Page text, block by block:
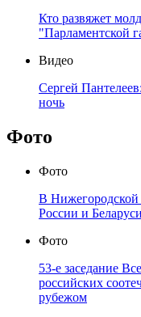
Кто развяжет
"Парламентской
Видео
Сергей
ночь
Фото
Фото
В
России и Беларуси
Фото
53-е заседание
российских
рубежом